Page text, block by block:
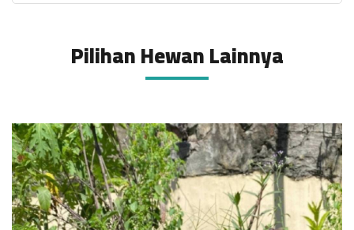
Pilihan Hewan Lainnya